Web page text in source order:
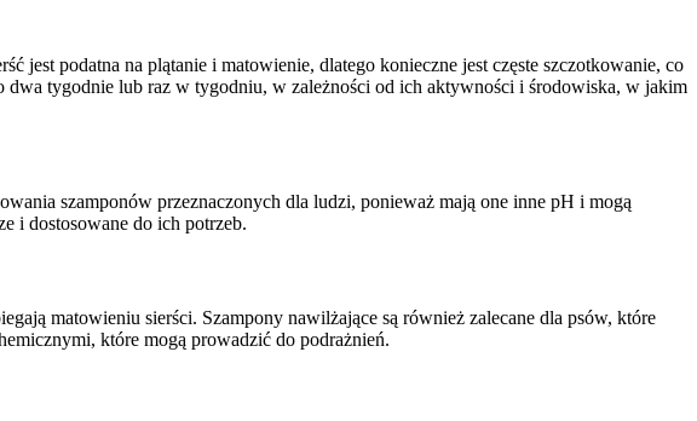
jest podatna na plątanie i matowienie, dlatego konieczne jest częste szczotkowanie, co
tygodnie lub raz w tygodniu, w zależności od ich aktywności i środowiska, w jakim
szamponów przeznaczonych dla ludzi, ponieważ mają one inne pH i mogą
i dostosowane do ich potrzeb.
matowieniu sierści. Szampony nawilżające są również zalecane dla psów, które
które mogą prowadzić do podrażnień.